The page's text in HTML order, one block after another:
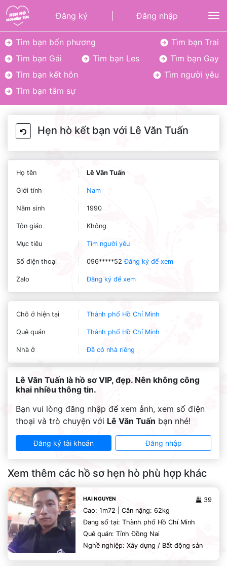
Đăng ký Đăng nhập
Tìm bạn bốn phương
Tìm bạn Trai
Tìm bạn Gái
Tìm bạn Les
Tìm bạn Gay
Tìm bạn kết hôn
Tìm người yêu
Tìm bạn tâm sự
Hẹn hò kết bạn với Lê Văn Tuấn
Họ tên Lê Văn Tuấn
Giới tính Nam
Năm sinh 1990
Tôn giáo Không
Mục tiêu Tìm người yêu
Số điện thoại 096*****52Đăng ký để xem
Zalo Đăng ký để xem
Chỗ ở hiện tại Thành phố Hồ Chí Minh
Quê quán Thành phố Hồ Chí Minh
Nhà ở Đã có nhà riêng
Lê Văn Tuấn là hồ sơ VIP, đẹp. Nên không công
khai nhiều thông tin.
Bạn vui lòng đăng nhập để xem ảnh, xem số điện
thoại và trò chuyện với Lê Văn Tuấn bạn nhé!
Đăng ký tài khoản Đăng nhập
Xem thêm các hồ sơ hẹn hò phù hợp khác
39
HAI NGUYEN
Cao: 1m72 | Cân nặng: 62kg
Đang số tại: Thành phố Hồ Chí Minh
Quê quán: Tỉnh Đồng Nai
Nghề nghiệp: Xây dựng / Bất động sản